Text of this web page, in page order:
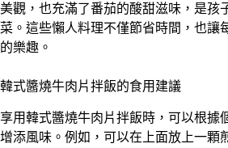
美觀，也充滿了番茄的酸甜滋味，是孩
菜。這些懶人料理不僅節省時間，也讓
的樂趣。
韓式醬燒牛肉片拌飯的食用建議
享用韓式醬燒牛肉片拌飯時，可以根據
增添風味。例如，可以在上面放上一顆